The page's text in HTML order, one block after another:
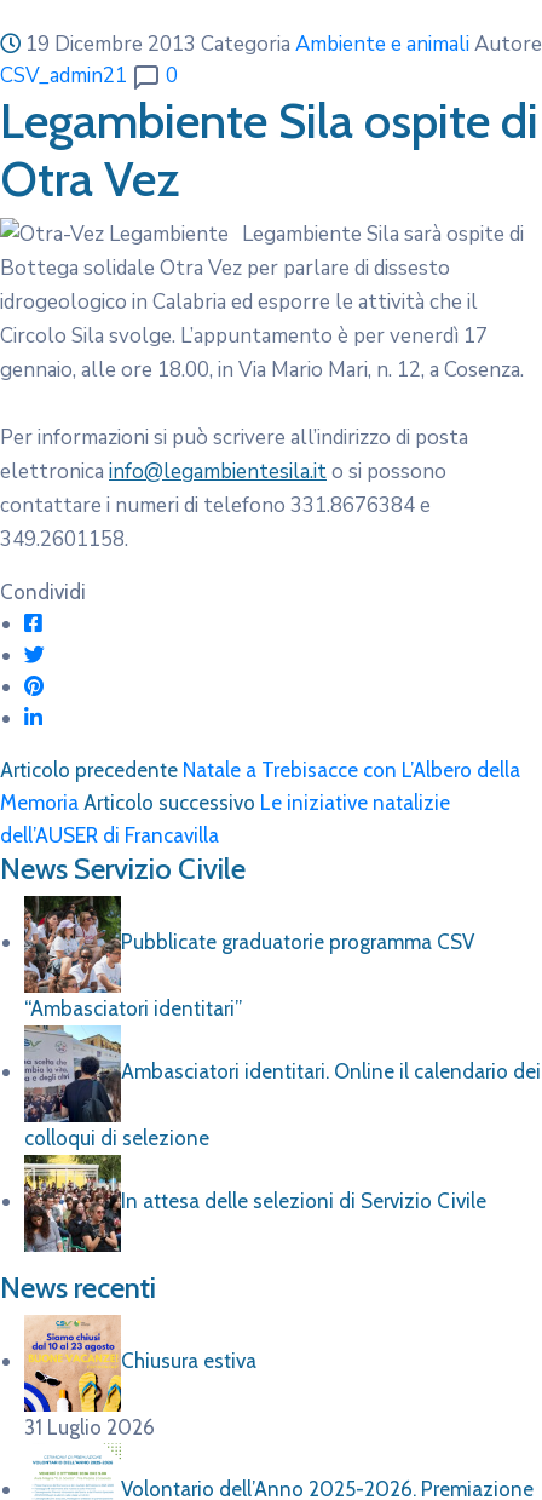
19 Dicembre 2013 Categoria Ambiente e animaliAutore
CSV_admin21
0
Legambiente Sila ospite di
Otra Vez
Legambiente Sila sarà ospite di
Bottega solidale Otra Vez per parlare di dissesto
idrogeologico in Calabria ed esporre le attività che il
Circolo Sila svolge. L’appuntamento è per venerdì 17
gennaio, alle ore 18.00, in Via Mario Mari, n. 12, a Cosenza.
Per informazioni si può scrivere all’indirizzo di posta
elettronica info@legambientesila.ito si possono
contattare i numeri di telefono 331.8676384 e
349.2601158.
Condividi
Articolo precedente Natale a Trebisacce con L’Albero della
Memoria Articolo successivo Le iniziative natalizie
dell’AUSER di Francavilla
News Servizio Civile
Pubblicate graduatorie programma CSV
“Ambasciatori identitari”
Ambasciatori identitari. Online il calendario dei
colloqui di selezione
In attesa delle selezioni di Servizio Civile
News recenti
Chiusura estiva
31 Luglio 2026
Volontario dell’Anno 2025-2026. Premiazione